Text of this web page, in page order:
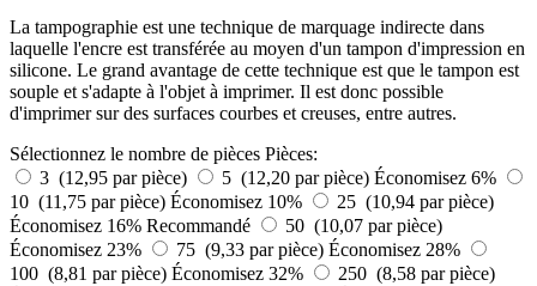
La tampographie est une technique de marquage indirecte dans
laquelle l'encre est transférée au moyen d'un tampon d'impression en
silicone. Le grand avantage de cette technique est que le tampon est
souple et s'adapte à l'objet à imprimer. Il est donc possible
d'imprimer sur des surfaces courbes et creuses, entre autres.
Sélectionnez le nombre de pièces Pièces:
3 (12,95 par pièce)
5 (12,20 par pièce) Économisez 6%
10 (11,75 par pièce) Économisez 10%
25 (10,94 par pièce)
Économisez 16% Recommandé
50 (10,07 par pièce)
Économisez 23%
75 (9,33 par pièce) Économisez 28%
100 (8,81 par pièce) Économisez 32%
250 (8,58 par pièce)